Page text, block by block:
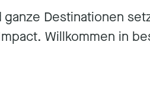
Destinationen
Willkommen in